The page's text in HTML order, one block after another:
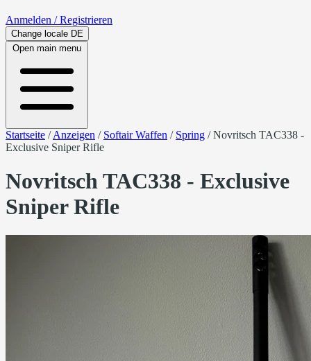
Anmelden / Registrieren
Change locale DE
Open main menu
Startseite /Anzeigen / Softair Waffen / Spring /Novritsch TAC338 -
Exclusive Sniper Rifle
Novritsch TAC338 - Exclusive
Sniper Rifle